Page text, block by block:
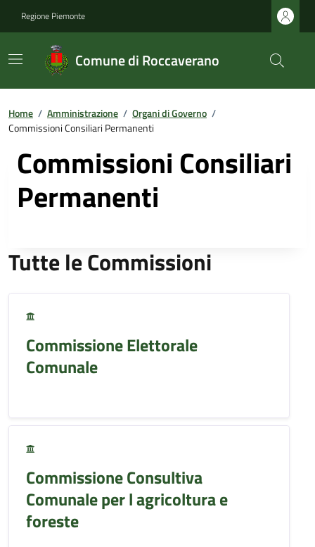
Regione Piemonte
Comune di Roccaverano
Home / Amministrazione / Organi di Governo /
Commissioni Consiliari Permanenti
Commissioni Consiliari
Permanenti
Tutte le Commissioni
Commissione Elettorale
Comunale
Commissione Consultiva
Comunale per l agricoltura e
foreste